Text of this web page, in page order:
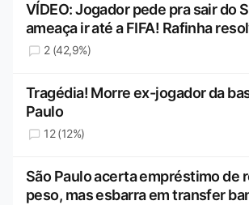
VÍDEO: Jogador pede pra sair do
ameaça ir até a FIFA! Rafinha
2 (42,9%)
Tragédia! Morre ex-jogador da
Paulo
12 (12%)
São Paulo acerta empréstimo de
peso, mas esbarra em transfer